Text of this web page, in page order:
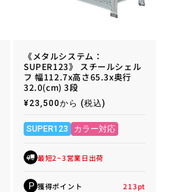
《メタルシステム：
SUPER123》 スチールシェル
フ 幅112.7x高さ65.3x奥行
32.0(cm) 3段
通
価
格
¥23,500から (税込)
SUPER123 カラー対応
最短2~3営業日出荷
P 獲得ポイント 213pt